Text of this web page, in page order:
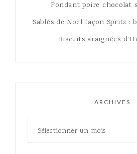
Fondant poire chocolat
Sablés de Noël façon Spritz :
Biscuits araignées
ARCHIVES